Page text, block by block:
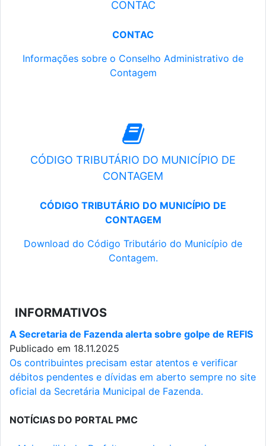
CONTAC
CONTAC
Informações sobre o Conselho Administrativo de
Contagem
CÓDIGO TRIBUTÁRIO DO MUNICÍPIO DE
CONTAGEM
CÓDIGO TRIBUTÁRIO DO MUNICÍPIO DE
CONTAGEM
Download do Código Tributário do Município de
Contagem.
INFORMATIVOS
A Secretaria de Fazenda alerta sobre golpe de REFIS
Publicado em 18.11.2025
Os contribuintes precisam estar atentos e verificar
débitos pendentes e dívidas em aberto sempre no site
oficial da Secretária Municipal de Fazenda.
NOTÍCIAS DO PORTAL PMC